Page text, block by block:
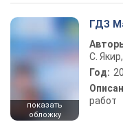
показать
обложку
ГДЗ
С.
Год:
работ